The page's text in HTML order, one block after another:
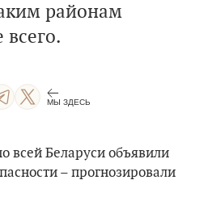
районам
МЫ ЗДЕСЬ
всей Беларуси объявили
– прогнозировали